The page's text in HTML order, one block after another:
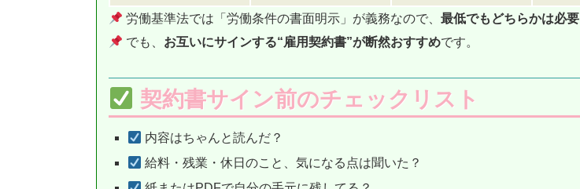
労働基準法では「労働条件の書面明示」が義務なので、最低でもどちらかは必要
でも、 お互いにサインする“雇用契約書”が断然おすすめです。
契約書サイン前のチェックリスト
内容はちゃんと読んだ？
給料・残業・休日のこと、気になる点は聞いた？